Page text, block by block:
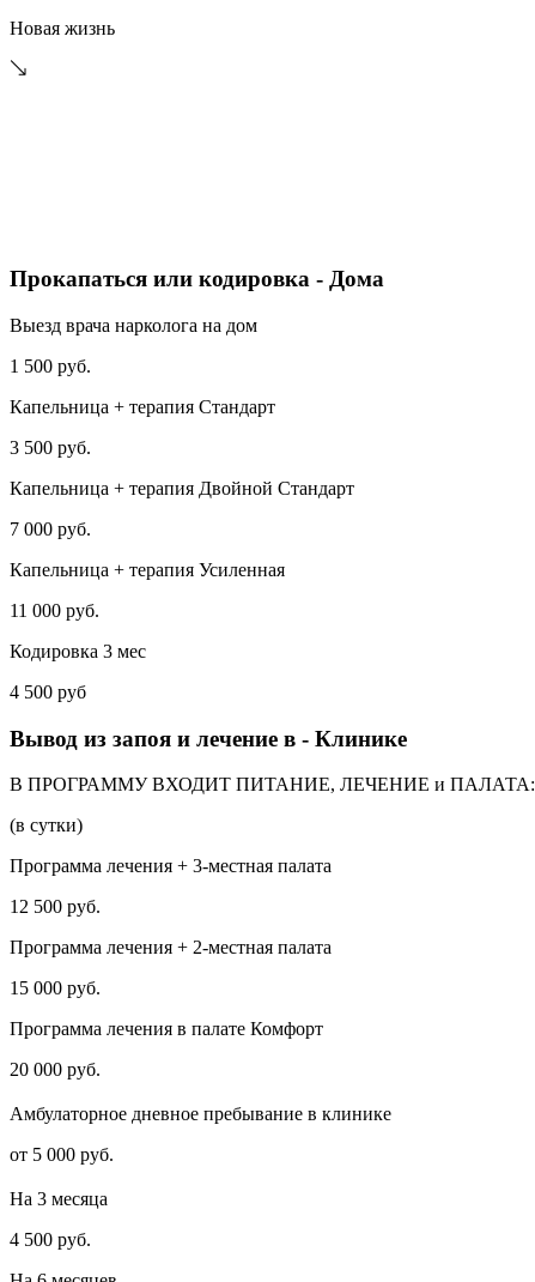
Новая жизнь
Прокапаться или кодировка - Дома
Выезд врача нарколога на дом
1 500 руб.
Капельница + терапия Стандарт
3 500 руб.
Капельница + терапия Двойной Стандарт
7 000 руб.
Капельница + терапия Усиленная
11 000 руб.
Кодировка 3 мес
4 500 руб
Вывод из запоя и лечение в - Клинике
В ПРОГРАММУ ВХОДИТ ПИТАНИЕ, ЛЕЧЕНИЕ и ПАЛАТА:
(в сутки)
Программа лечения + 3-местная палата
12 500 руб.
Программа лечения + 2-местная палата
15 000 руб.
Программа лечения в палате Комфорт
20 000 руб.
Амбулаторное дневное пребывание в клинике
от 5 000 руб.
На 3 месяца
4 500 руб.